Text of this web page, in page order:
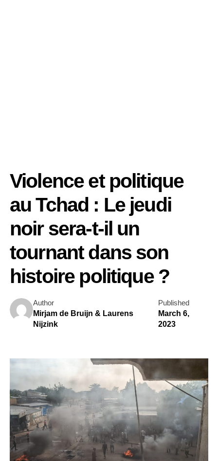
Violence et politique
au Tchad : Le jeudi
noir sera-t-il un
tournant dans son
histoire politique ?
Author
Mirjam de Bruijn & Laurens
Nijzink
Published
March 6,
2023